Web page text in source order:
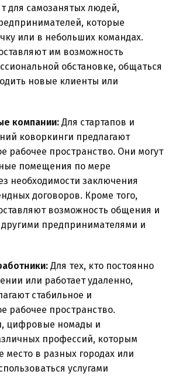
для самозанятых людей,
которые
или в небольших командах.
им возможность
обстановке, общаться
новые клиенты или
компании: Для стартапов и
коворкинги предлагают
рабочее пространство. Они могут
помещения по мере
необходимости заключения
договоров. Кроме того,
возможность общения и
другими предпринимателями и
Для тех, кто постоянно
или работает удаленно,
стабильное и
рабочее пространство.
цифровые номады и
профессий, которым
место в разных городах или
услугами